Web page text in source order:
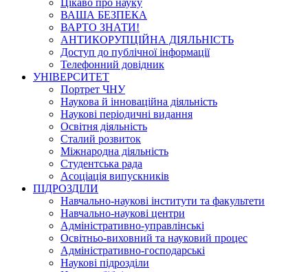
ВАША БЕЗПЕКА
ВАРТО ЗНАТИ!
АНТИКОРУПЦІЙНА ДІЯЛЬНІСТЬ
Доступ до публічної інформації
Телефонний довідник
УНІВЕРСИТЕТ
Портрет ЧНУ
Наукова й інноваційна діяльність
Наукові періодичні видання
Освітня діяльність
Сталий розвиток
Міжнародна діяльність
Студентська рада
Асоціація випускників
ПІДРОЗДІЛИ
Навчально-наукові інститути та факультети
Навчально-наукові центри
Адміністративно-управлінські
Освітньо-виховний та науковий процес
Адміністративно-господарські
Наукові підрозділи